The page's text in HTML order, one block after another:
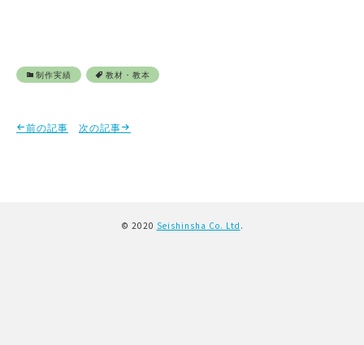
制作実績 教材・教本
前の記事 次の記事
© 2020 Seishinsha Co. Ltd .